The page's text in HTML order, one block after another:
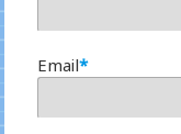
Email*